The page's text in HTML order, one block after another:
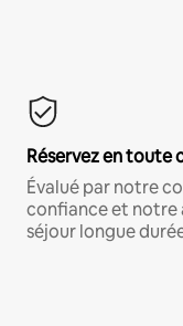
Réservez en toute
Évalué par notre
confiance et notre
séjour longue